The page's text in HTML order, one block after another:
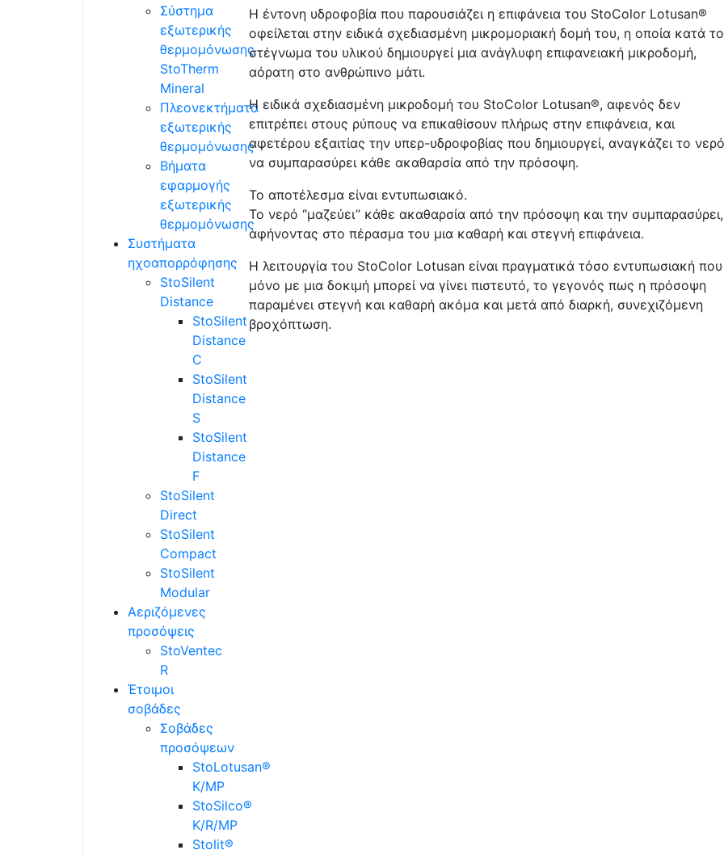
Σύστημα
εξωτερικής
θερμομόνωσης
StoTherm
Mineral
Πλεονεκτήματα
εξωτερικής
θερμομόνωσης
Βήματα
εφαρμογής
εξωτερικής
θερμομόνωσης
Συστήματα
ηχοαπορρόφησης
StoSilent
Distance
StoSilent
Distance
C
StoSilent
Distance
S
StoSilent
Distance
F
StoSilent
Direct
StoSilent
Compact
StoSilent
Modular
Αεριζόμενες
προσόψεις
StoVentec
R
Έτοιμοι
σοβάδες
Σοβάδες
προσόψεων
StoLotusan®
K/MP
StoSilco®
K/R/MP
Stolit®
Η έντονη υδροφοβία που παρουσιάζει η επιφάνεια του StoColor Lotusan®
οφείλεται στην ειδικά σχεδιασμένη μικρομοριακή δομή του, η οποία κατά το
στέγνωμα του υλικού δημιουργεί μια ανάγλυφη επιφανειακή μικροδομή,
αόρατη στο ανθρώπινο μάτι.
Η ειδικά σχεδιασμένη μικροδομή του StoColor Lotusan®, αφενός δεν
επιτρέπει στους ρύπους να επικαθίσουν πλήρως στην επιφάνεια, και
αφετέρου εξαιτίας την υπερ-υδροφοβίας που δημιουργεί, αναγκάζει το νερό
να συμπαρασύρει κάθε ακαθαρσία από την πρόσοψη.
Το αποτέλεσμα είναι εντυπωσιακό.
Το νερό “μαζεύει” κάθε ακαθαρσία από την πρόσοψη και την συμπαρασύρει,
αφήνοντας στο πέρασμα του μια καθαρή και στεγνή επιφάνεια.
H λειτουργία του StoColor Lotusan είναι πραγματικά τόσο εντυπωσιακή που
μόνο με μια δοκιμή μπορεί να γίνει πιστευτό, το γεγονός πως η πρόσοψη
παραμένει στεγνή και καθαρή ακόμα και μετά από διαρκή, συνεχιζόμενη
βροχόπτωση.